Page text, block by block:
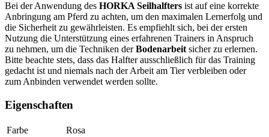
Bei der Anwendung des HORKA Seilhalfters ist auf eine korrekte
Anbringung am Pferd zu achten, um den maximalen Lernerfolg und
die Sicherheit zu gewährleisten. Es empfiehlt sich, bei der ersten
Nutzung die Unterstützung eines erfahrenen Trainers in Anspruch
zu nehmen, um die Techniken derBodenarbeit sicher zu erlernen.
Bitte beachte stets, dass das Halfter ausschließlich für das Training
gedacht ist und niemals nach der Arbeit am Tier verbleiben oder
zum Anbinden verwendet werden sollte.
Eigenschaften
Farbe
Rosa